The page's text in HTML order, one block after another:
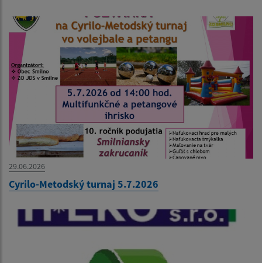
29.06.2026
Cyrilo-Metodský turnaj 5.7.2026